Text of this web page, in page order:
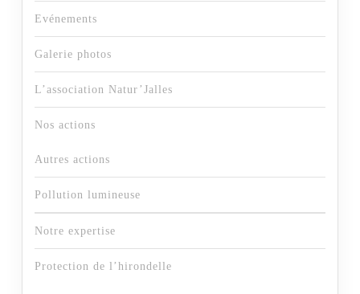
Evénements
Galerie photos
L’association Natur’Jalles
Nos actions
Autres actions
Pollution lumineuse
Notre expertise
Protection de l’hirondelle